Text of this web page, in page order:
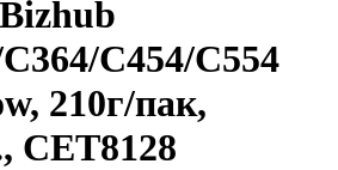
C454/C554
210г/пак,
CET8128